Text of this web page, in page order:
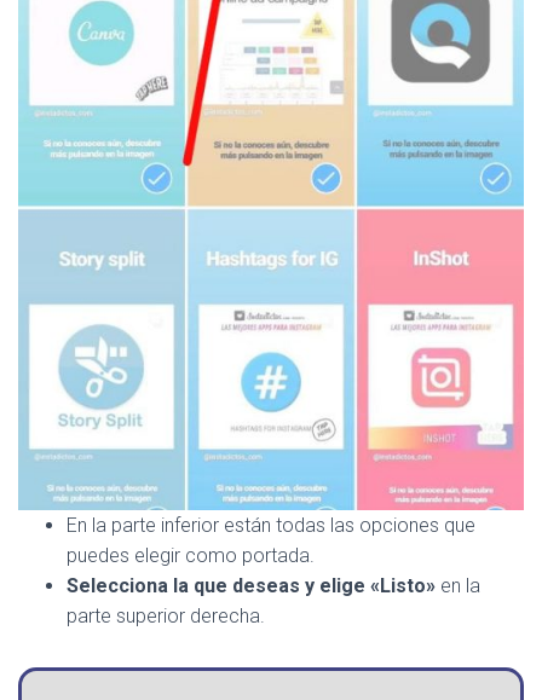
En la parte inferior están todas las opciones que
puedes elegir como portada.
Selecciona la que deseas y elige «Listo» en la
parte superior derecha.